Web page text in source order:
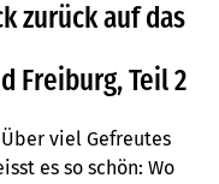
zurück auf das
Freiburg, Teil 2
viel Gefreutes
es so schön: Wo